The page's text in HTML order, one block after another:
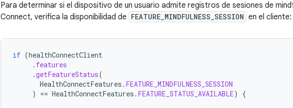
Para determinar si el dispositivo de un usuario admite registros de sesiones de
Connect, verifica la disponibilidad de FEATURE_MINDFULNESS_SESSION en el cliente:
if (healthConnectClient
. features
.getFeatureStatus(
HealthConnectFeatures . FEATURE_MINDFULNESS_SESSION
)
== HealthConnectFeatures . FEATURE_STATUS_AVAILABLE) {